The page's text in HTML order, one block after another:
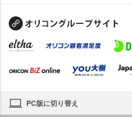
PC版に切り替え